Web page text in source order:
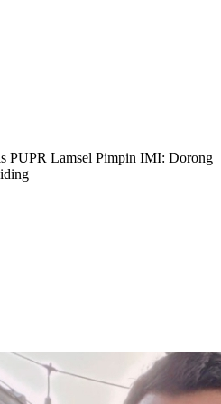
PUPR Lamsel Pimpin IMI: Dorong